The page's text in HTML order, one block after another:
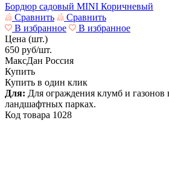
Бордюр садовый MINI Коричневый
Сравнить
Сравнить
В избранное
В избранное
Цена (шт.)
650 руб/шт.
МаксДан Россия
Купить
Купить в один клик
Для: Для ограждения клумб и газонов
ландшафтных парках.
Код товара 1028